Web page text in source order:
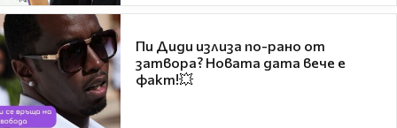
Пи Диди излиза по-рано от
затвора? Новата дата вече е
факт!💥